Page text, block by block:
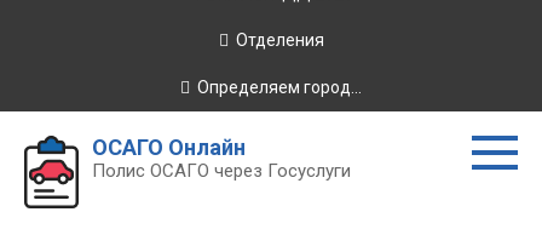
Отделения
Определяем город...
ОСАГО Онлайн
Полис ОСАГО через Госуслуги